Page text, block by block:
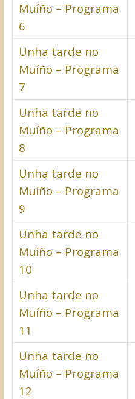
Muíño – Programa
6
Unha tarde no
Muíño – Programa
7
Unha tarde no
Muíño – Programa
8
Unha tarde no
Muíño – Programa
9
Unha tarde no
Muíño – Programa
10
Unha tarde no
Muíño – Programa
11
Unha tarde no
Muíño – Programa
12